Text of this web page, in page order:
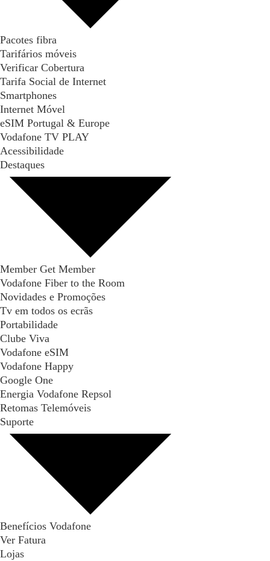
Pacotes fibra
Tarifários móveis
Verificar Cobertura
Tarifa Social de Internet
Smartphones
Internet Móvel
eSIM Portugal & Europe
Vodafone TV PLAY
Acessibilidade
Destaques
Member Get Member
Vodafone Fiber to the Room
Novidades e Promoções
Tv em todos os ecrãs
Portabilidade
Clube Viva
Vodafone eSIM
Vodafone Happy
Google One
Energia Vodafone Repsol
Retomas Telemóveis
Suporte
Benefícios Vodafone
Ver Fatura
Lojas